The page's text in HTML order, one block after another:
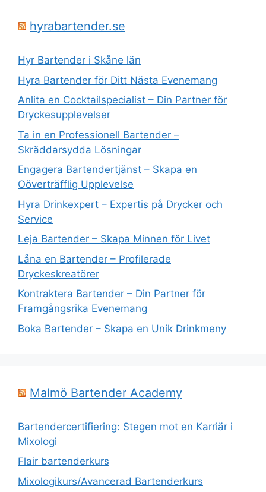
hyrabartender.se
Hyr Bartender i Skåne län
Hyra Bartender för Ditt Nästa Evenemang
Anlita en Cocktailspecialist – Din Partner för
Dryckesupplevelser
Ta in en Professionell Bartender –
Skräddarsydda Lösningar
Engagera Bartendertjänst – Skapa en
Oöverträfflig Upplevelse
Hyra Drinkexpert – Expertis på Drycker och
Service
Leja Bartender – Skapa Minnen för Livet
Låna en Bartender – Profilerade
Dryckeskreatörer
Kontraktera Bartender – Din Partner för
Framgångsrika Evenemang
Boka Bartender – Skapa en Unik Drinkmeny
Malmö Bartender Academy
Bartendercertifiering: Stegen mot en Karriär i
Mixologi
Flair bartenderkurs
Mixologikurs/Avancerad Bartenderkurs